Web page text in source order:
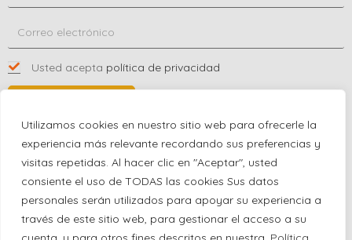
Utilizamos cookies en nuestro sitio web para ofrecerle la
experiencia más relevante recordando sus preferencias y
visitas repetidas. Al hacer clic en "Aceptar", usted
consiente el uso de TODAS las cookies Sus datos
personales serán utilizados para apoyar su experiencia a
través de este sitio web, para gestionar el acceso a su
Usted acepta política de privacidad
Póngase en contacto con nosotros
+1 (863) 591-0316
+1 (866) 480-9591
partnernetwork@certjoin.com